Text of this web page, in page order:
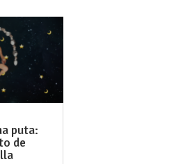
puta:
de